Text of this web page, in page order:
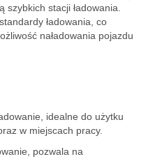
stacji ładowania.
ładowania, co
naładowania pojazdu
idealne do użytku
w miejscach pracy.
pozwala na